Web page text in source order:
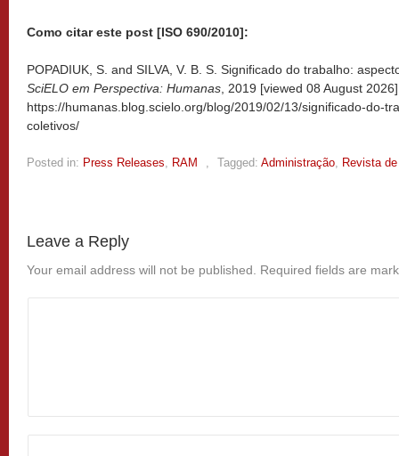
Como citar este post [ISO 690/2010]:
POPADIUK, S. and SILVA, V. B. S. Significado do trabalho:
SciELO em Perspectiva: Humanas , 2019 [viewed 08 August
https://humanas.blog.scielo.org/blog/2019/02/13/significado-do-
coletivos/
Posted in: Press Releases RAM Tagged: Administração Revista
Leave a Reply
Your email address will not be published. Required fields are